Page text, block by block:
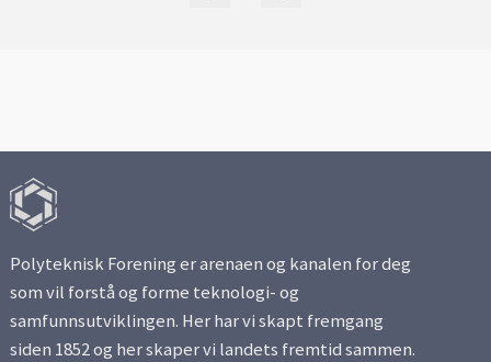
Polyteknisk Forening er arenaen og kanalen for deg
som vil forstå og forme teknologi- og
samfunnsutviklingen. Her har vi skapt fremgang
siden 1852 og her skaper vi landets fremtid sammen.